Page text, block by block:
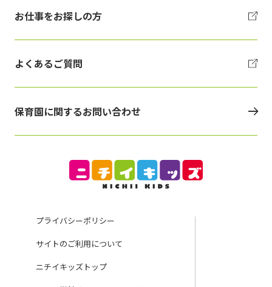
プライバシーポリシー
サイトのご利用について
ニチイキッズトップ
お仕事をお探しの方
よくあるご質問
保育園に関するお問い合わせ